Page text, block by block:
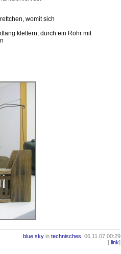
womit sich
klettern, durch ein Rohr mit
blue sky in technisches , 06.11.07 00:29
[ link]